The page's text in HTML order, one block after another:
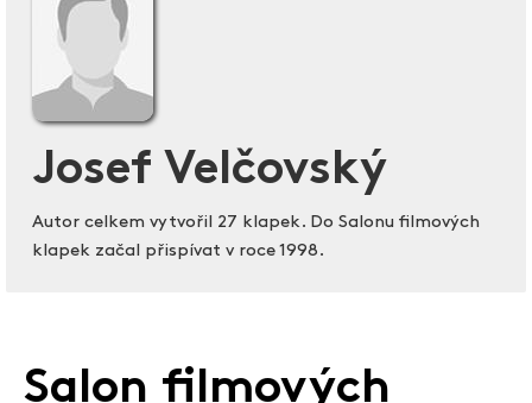
Josef Velčovský
Autor celkem vytvořil 27 klapek. Do Salonu filmových
klapek začal přispívat v roce 1998.
Salon filmových